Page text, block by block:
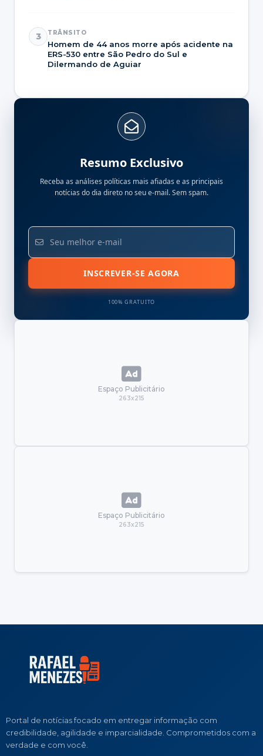
3 TRÂNSITO
Homem de 44 anos morre após acidente na
ERS-530 entre São Pedro do Sul e
Dilermando de Aguiar
Resumo Exclusivo
Receba as análises políticas mais afiadas e as principais
notícias do dia direto no seu e-mail. Sem spam.
INSCREVER-SE AGORA
100% GRATUITO
Espaço Publicitário
263x215
Espaço Publicitário
263x215
Portal de notícias focado em entregar informação com
credibilidade, agilidade e imparcialidade. Comprometidos com a
verdade e com você.